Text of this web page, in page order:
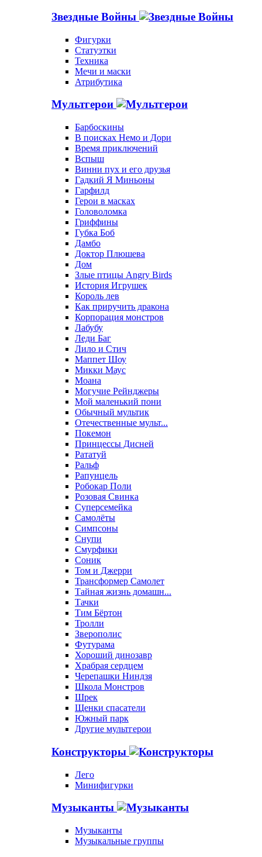
Звездные Войны
Фигурки
Статуэтки
Техника
Мечи и маски
Атрибутика
Мультгерои
Барбоскины
В поисках Немо и Дори
Время приключений
Вспыш
Винни пух и его друзья
Гадкий Я Миньоны
Гарфилд
Герои в масках
Головоломка
Гриффины
Губка Боб
Дамбо
Доктор Плюшева
Дом
Злые птицы Angry Birds
История Игрушек
Король лев
Как приручить дракона
Корпорация монстров
Лабубу
Леди Баг
Лило и Стич
Маппет Шоу
Микки Маус
Моана
Могучие Рейнджеры
Мой маленький пони
Обычный мультик
Отечественные мульт...
Покемон
Принцессы Дисней
Рататуй
Ральф
Рапунцель
Робокар Поли
Розовая Свинка
Суперсемейка
Самолёты
Симпсоны
Снупи
Смурфики
Соник
Том и Джерри
Трансформер Самолет
Тайная жизнь домашн...
Тачки
Тим Бёртон
Тролли
Зверополис
Футурама
Хороший динозавр
Храбрая сердцем
Черепашки Ниндзя
Школа Монстров
Шрек
Щенки спасатели
Южный парк
Другие мультгерои
Конструкторы
Лего
Минифигурки
Музыканты
Музыканты
Музыкальные группы